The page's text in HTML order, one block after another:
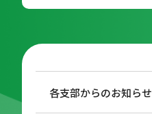
各支部からのお知らせ